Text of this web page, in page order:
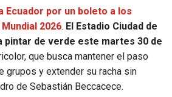
Ecuador por un boleto a los
2026. El Estadio Ciudad de
pintar de verde este martes 30 de
que busca mantener el paso
grupos y extender su racha sin
de Sebastián Beccacece.